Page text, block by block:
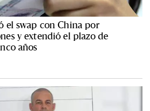
el swap con China por
y extendió el plazo de
años